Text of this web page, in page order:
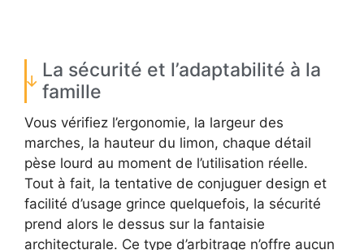
La sécurité et l’adaptabilité à la
famille
Vous vérifiez l’ergonomie, la largeur des
marches, la hauteur du limon, chaque détail
pèse lourd au moment de l’utilisation réelle.
Tout à fait, la tentative de conjuguer design et
facilité d’usage grince quelquefois, la sécurité
prend alors le dessus sur la fantaisie
architecturale. Ce type d’arbitrage n’offre aucun